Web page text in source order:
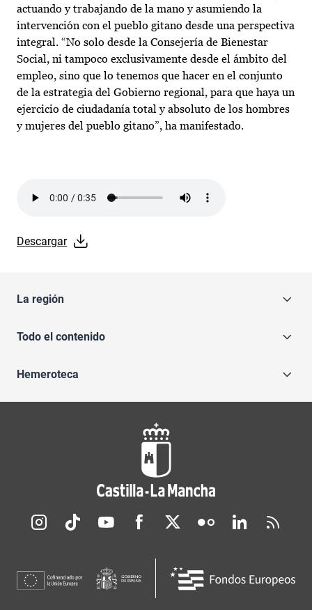
actuando y trabajando de la mano y asumiendo la
intervención con el pueblo gitano desde una perspectiva
integral. “No solo desde la Consejería de Bienestar
Social, ni tampoco exclusivamente desde el ámbito del
empleo, sino que lo tenemos que hacer en el conjunto
de la estrategia del Gobierno regional, para que haya un
ejercicio de ciudadanía total y absoluto de los hombres
y mujeres del pueblo gitano”, ha manifestado.
Descargar
La región
Todo el contenido
Hemeroteca
Redes sociales JCCM